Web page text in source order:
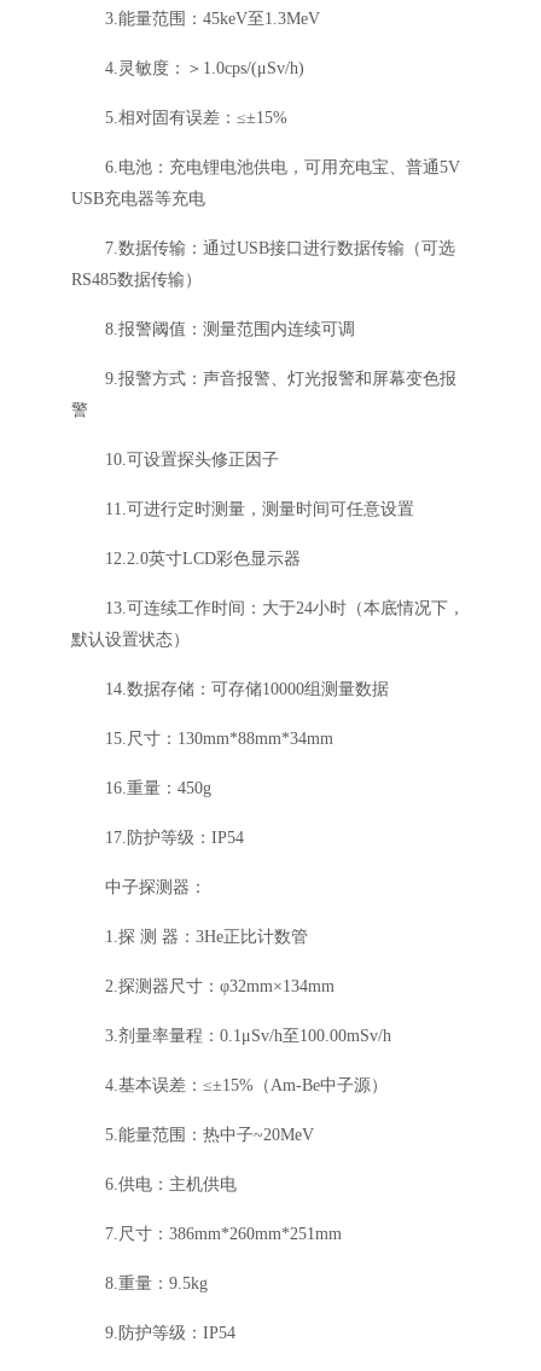
3.能量范围：45keV至1.3MeV
4.灵敏度：＞1.0cps/(μSv/h)
5.相对固有误差：≤±15%
6.电池：充电锂电池供电，可用充电宝、普通5V
USB充电器等充电
7.数据传输：通过USB接口进行数据传输（可选
RS485数据传输）
8.报警阈值：测量范围内连续可调
9.报警方式：声音报警、灯光报警和屏幕变色报
警
10.可设置探头修正因子
11.可进行定时测量，测量时间可任意设置
12.2.0英寸LCD彩色显示器
13.可连续工作时间：大于24小时（本底情况下，
默认设置状态）
14.数据存储：可存储10000组测量数据
15.尺寸：130mm*88mm*34mm
16.重量：450g
17.防护等级：IP54
中子探测器：
1.探 测 器：3He正比计数管
2.探测器尺寸：φ32mm×134mm
3.剂量率量程：0.1μSv/h至100.00mSv/h
4.基本误差：≤±15%（Am-Be中子源）
5.能量范围：热中子~20MeV
6.供电：主机供电
7.尺寸：386mm*260mm*251mm
8.重量：9.5kg
9.防护等级：IP54